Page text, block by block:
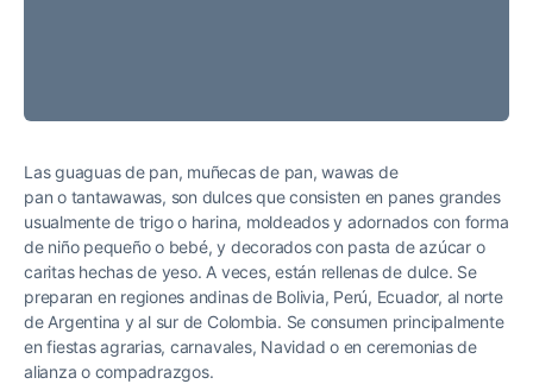
Las guaguas de pan, muñecas de pan, wawas de
pan o tantawawas, son dulces que consisten en panes grandes
usualmente de trigo o harina, moldeados y adornados con forma
de niño pequeño o bebé, y decorados con pasta de azúcar o
caritas hechas de yeso. A veces, están rellenas de dulce. Se
preparan en regiones andinas de Bolivia, Perú, Ecuador, al norte
de Argentina y al sur de Colombia. Se consumen principalmente
en fiestas agrarias, carnavales, Navidad o en ceremonias de
alianza o compadrazgos.